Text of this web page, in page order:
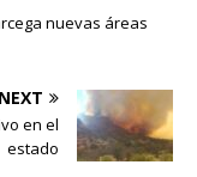
nuevas áreas
NEXT
en el
estado